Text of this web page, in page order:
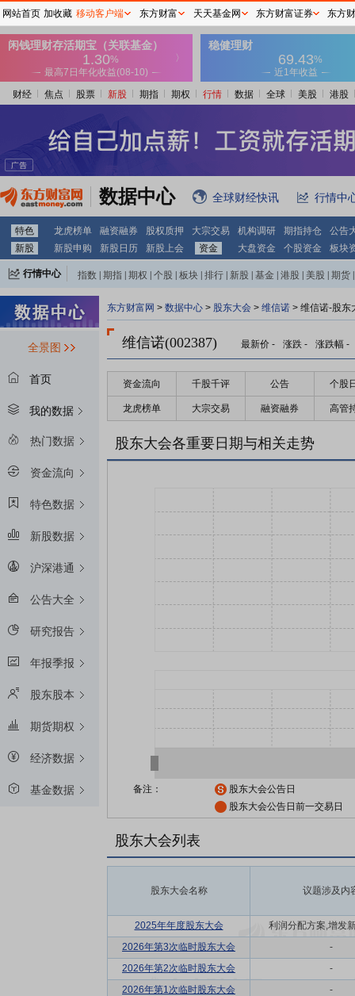
财经 焦点 股票 新股 期指 期权 行情 数据 全球 美股 港股
数据中心 全球财经快讯 行情中
特色 龙虎榜单 融资融券 股权质押 大宗交易 机构调研 期指持仓
公告
新股
新股申购 新股日历 新股上会 资金 大盘资金 个股资金 板块
行情中心 指数 期指 期权 个股 板块 排行 新股 基金 港股 美股 期货
全景图
首页
我的数据
热门数据
资金流向
特色数据
新股数据
沪深港通
公告大全
研究报告
年报季报
股东股本
期货期权
经济数据
基金数据
东方财富网 > 数据中心 > 股东大会 > 维信诺 > 维信诺-股东
维信诺(002387) 最新价 - 涨跌 - 涨跌幅 -
资金流向 千股千评 公告 个股
龙虎榜单 大宗交易 融资融券 高管
股东大会各重要日期与相关走势
备注：
股东大会公告日
股东大会公告日前一交易日
股东大会列表
股东大会名称 议题涉及内
2025年年度股东大会
利润分配方案,增发
2026年第3次临时股东大会
-
2026年第2次临时股东大会
-
2026年第1次临时股东大会
-
网站首页 加收藏 移动客户端 东方财富 天天基金网 东方财富证券 东方